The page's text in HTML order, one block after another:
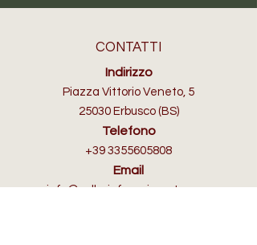
CONTATTI
Indirizzo
Piazza Vittorio Veneto, 5
25030 Erbusco (BS)
Telefono
+39 3355605808
Email
info@selleriafranciacorta.com